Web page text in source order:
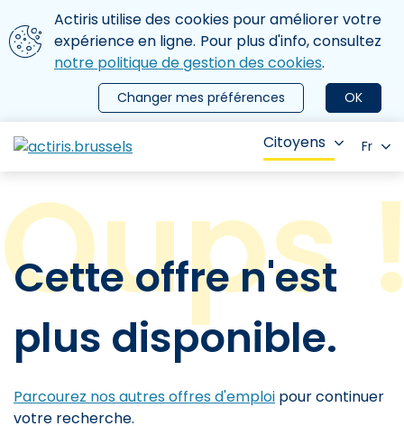
Aller au contenu principal
Nous utilisons des cookies
Actiris utilise des cookies pour améliorer votre
expérience en ligne. Pour plus d'info, consultez
notre politique de gestion des cookies.
OK
Changer mes préférences
le menu
Citoyens Fr
Cette offre n'est
plus disponible.
Parcourez nos autres offres d'emploi pour continuer
votre recherche.